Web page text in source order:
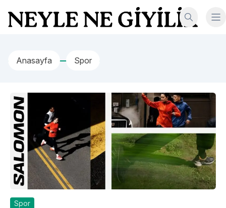
Neyle Ne Giyilir
Anasayfa Spor
Spor